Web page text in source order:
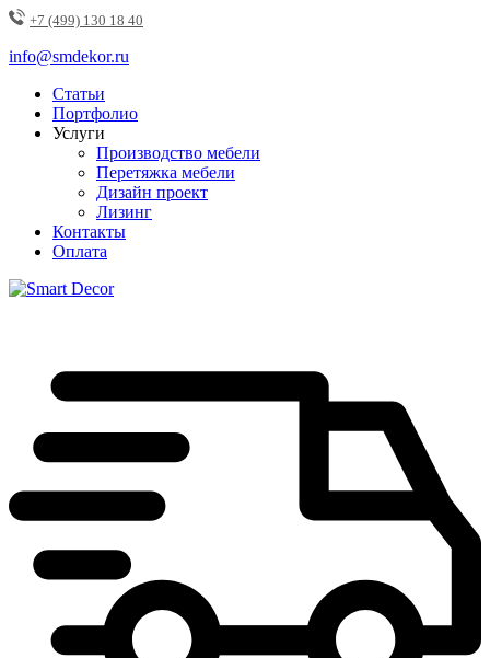
+7 (499) 130 18 40
info@smdekor.ru
Статьи
Портфолио
Услуги
Производство мебели
Перетяжка мебели
Дизайн проект
Лизинг
Контакты
Оплата